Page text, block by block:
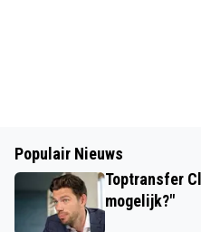
Populair Nieuws
Toptransfer
mogelijk?"